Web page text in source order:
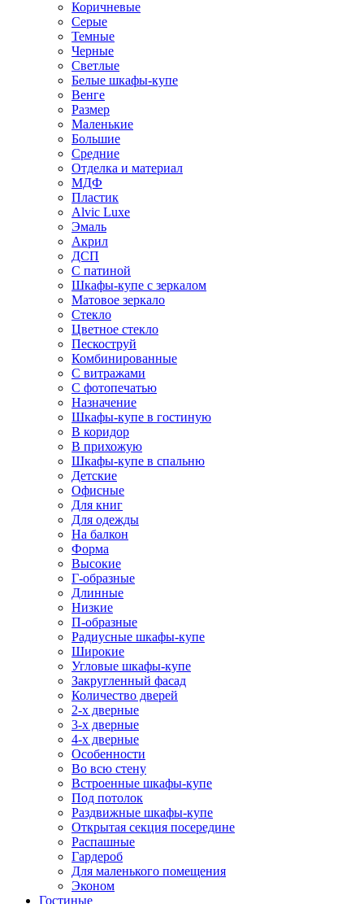
Коричневые
Серые
Темные
Черные
Светлые
Белые шкафы-купе
Венге
Размер
Маленькие
Большие
Средние
Отделка и материал
МДФ
Пластик
Alvic Luxe
Эмаль
Акрил
ДСП
С патиной
Шкафы-купе с зеркалом
Матовое зеркало
Стекло
Цветное стекло
Пескоструй
Комбинированные
С витражами
С фотопечатью
Назначение
Шкафы-купе в гостиную
В коридор
В прихожую
Шкафы-купе в спальню
Детские
Офисные
Для книг
Для одежды
На балкон
Форма
Высокие
Г-образные
Длинные
Низкие
П-образные
Радиусные шкафы-купе
Широкие
Угловые шкафы-купе
Закругленный фасад
Количество дверей
2-х дверные
3-х дверные
4-х дверные
Особенности
Во всю стену
Встроенные шкафы-купе
Под потолок
Раздвижные шкафы-купе
Открытая секция посередине
Распашные
Гардероб
Для маленького помещения
Эконом
Гостиные